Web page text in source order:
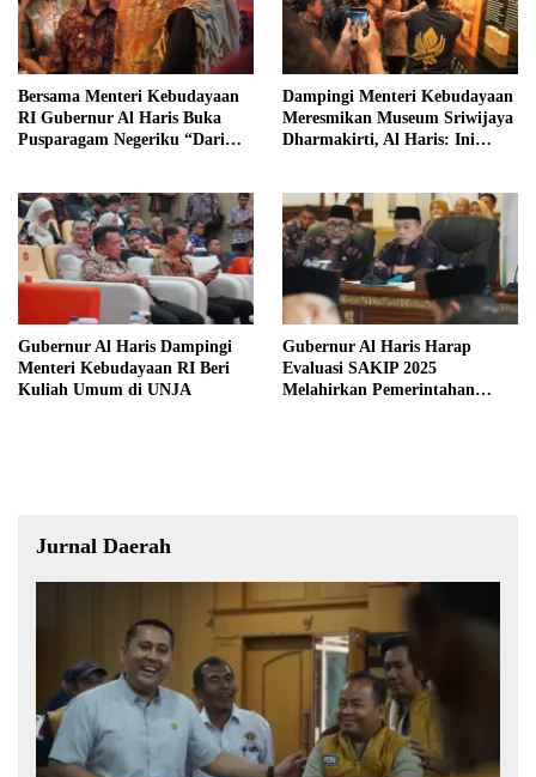
Bersama Menteri Kebudayaan
RI Gubernur Al Haris Buka
Pusparagam Negeriku “Dari
Dampingi Menteri Kebudayaan
Meresmikan Museum Sriwijaya
Dharmakirti, Al Haris: Ini
Gubernur Al Haris Dampingi
Menteri Kebudayaan RI Beri
Kuliah Umum di UNJA
Gubernur Al Haris Harap
Evaluasi SAKIP 2025
Melahirkan Pemerintahan
Jurnal Daerah